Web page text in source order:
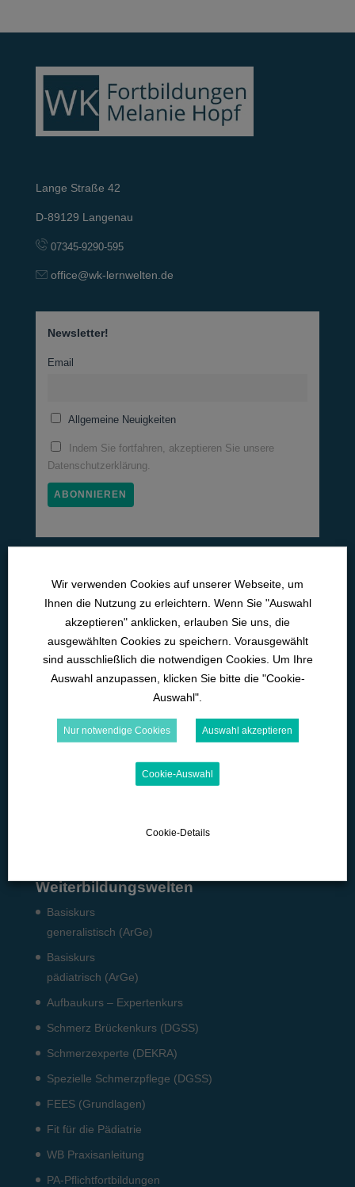
Lange Straße 42
D-89129 Langenau
07345-9290-595
office@wk-lernwelten.de
Newsletter!
Email
Allgemeine Neuigkeiten
Indem Sie fortfahren, akzeptieren Sie unsere
Datenschutzerklärung.
Medizinische Lernwelten
Pneumo­logie
Neurologie
Kardiologie
Intensiv­medizin
Med. Pflichtfort­bildun­gen
Microlearning
Fach­angestellte: Pneumo­logie
Weiterbildungswelten
Basiskurs
generalistisch (ArGe)
Basiskurs
pädiatrisch (ArGe)
Aufbaukurs – Expertenkurs
Schmerz Brückenkurs (DGSS)
Schmerzexperte (DEKRA)
Spezielle Schmerzpflege (DGSS)
FEES (Grundlagen)
Fit für die Pädiatrie
WB Praxisanleitung
PA-Pflichtfortbildungen
Wir verwenden Cookies auf unserer Webseite, um
Ihnen die Nutzung zu erleichtern. Wenn Sie "Auswahl
akzeptieren" anklicken, erlauben Sie uns, die
ausgewählten Cookies zu speichern. Vorausgewählt
sind ausschließlich die notwendigen Cookies. Um Ihre
Auswahl anzupassen, klicken Sie bitte die "Cookie-
Auswahl".
Nur notwendige Cookies Auswahl akzeptieren
Cookie-Auswahl
Cookie-Details